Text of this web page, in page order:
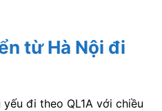
từ Hà Nội đi
đi theo QL1A với chiều